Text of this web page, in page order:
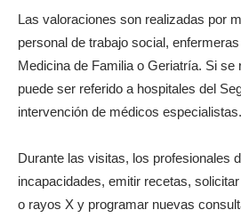
Las valoraciones son realizadas por
personal de trabajo social,
Medicina de Familia o Geriatría. Si se
puede ser referido a hospitales del
intervención de médicos especialistas.
Durante las visitas, los profesionales
incapacidades, emitir recetas,
o rayos X y programar nuevas